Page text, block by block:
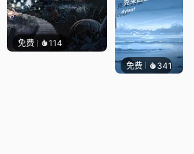
免费 114
免费 341冰茶Ln